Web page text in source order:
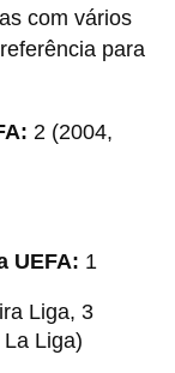
com vários
para
2 (2004,
UEFA: 1
Liga, 3
Liga)